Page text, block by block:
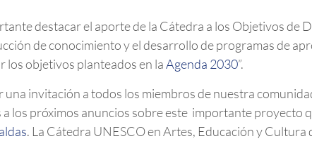
destacar el aporte de la Cátedra a los Objetivos de
de conocimiento y el desarrollo de programas de
los objetivos planteados en laAgenda 2030”.
invitación a todos los miembros de nuestra
los próximos anuncios sobre este importante proyecto
. La Cátedra UNESCO en Artes, Educación y Cultura